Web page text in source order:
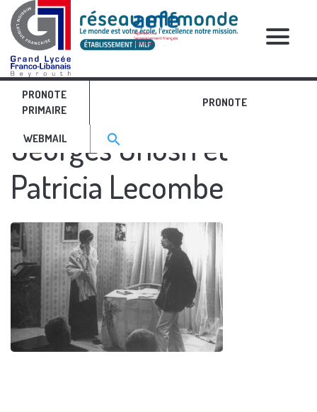
PRONOTE
PRIMAIRE
PRONOTE
WEBMAIL Search for:>
search
RELATIVE POSTS
La Paix chez soi
Georges Ghosn et
Patricia Lecombe